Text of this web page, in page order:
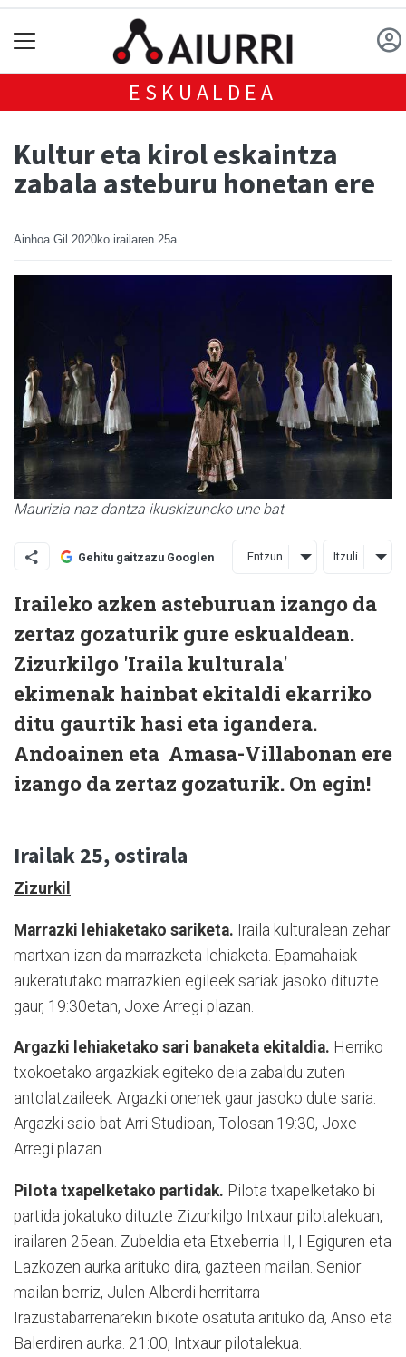
ESKUALDEA
Kultur eta kirol eskaintza
zabala asteburu honetan ere
Ainhoa Gil 2020ko irailaren 25a
Maurizia naz dantza ikuskizuneko une bat
Gehitu gaitzazu Googlen Entzun Itzuli
Iraileko azken asteburuan izango da
zertaz gozaturik gure eskualdean.
Zizurkilgo 'Iraila kulturala'
ekimenak hainbat ekitaldi ekarriko
ditu gaurtik hasi eta igandera.
Andoainen eta Amasa-Villabonan ere
izango da zertaz gozaturik. On egin!
Irailak 25, ostirala
Zizurkil
Marrazki lehiaketako sariketa. Iraila kulturalean zehar
martxan izan da marrazketa lehiaketa. Epamahaiak
aukeratutako marrazkien egileek sariak jasoko dituzte
gaur, 19:30etan, Joxe Arregi plazan.
Argazki lehiaketako sari banaketa ekitaldia. Herriko
txokoetako argazkiak egiteko deia zabaldu zuten
antolatzaileek. Argazki onenek gaur jasoko dute saria:
Argazki saio bat Arri Studioan, Tolosan.19:30, Joxe
Arregi plazan.
Pilota txapelketako partidak. Pilota txapelketako bi
partida jokatuko dituzte Zizurkilgo Intxaur pilotalekuan,
irailaren 25ean. Zubeldia eta Etxeberria II, I Egiguren eta
Lazkozen aurka arituko dira, gazteen mailan. Senior
mailan berriz, Julen Alberdi herritarra
Irazustabarrenarekin bikote osatuta arituko da, Anso eta
Balerdiren aurka. 21:00, Intxaur pilotalekua.